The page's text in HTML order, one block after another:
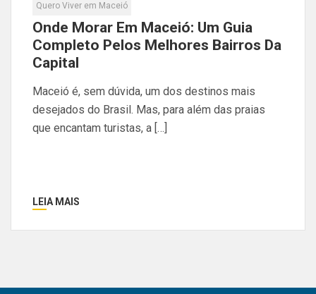
Quero Viver em Maceió
Onde Morar Em Maceió: Um Guia
Completo Pelos Melhores Bairros Da
Capital
Maceió é, sem dúvida, um dos destinos mais
desejados do Brasil. Mas, para além das praias
que encantam turistas, a […]
LEIA MAIS